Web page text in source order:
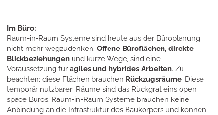
Im Büro:
Raum-in-Raum Systeme sind heute aus der Büroplanung
nicht mehr wegzudenken.Offene Büroflächen, direkte
Blickbeziehungen und kurze Wege, sind eine
Voraussetzung füragiles und hybrides Arbeiten. Zu
beachten: diese Flächen brauchen Rückzugsräume. Diese
temporär nutzbaren Räume sind das Rückgrat eins open
space Büros. Raum-in-Raum Systeme brauchen keine
Anbindung an die Infrastruktur des Baukörpers und können